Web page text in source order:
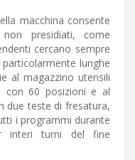
macchina consente
presidiati, come
cercano sempre
lunghe
al magazzino utensili
con 60 posizioni e al
due teste di fresatura,
i programmi durante
interi turni del fine